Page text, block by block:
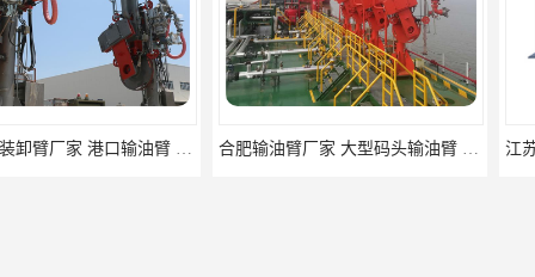
合肥输油臂厂家 大型码头输油臂 输油臂安装 江苏